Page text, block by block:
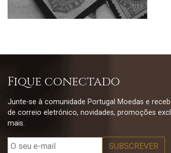
Fique conectado
Junte-se à comunidade Portugal Moedas e
de correio eletrónico, novidades, promoções
mais.